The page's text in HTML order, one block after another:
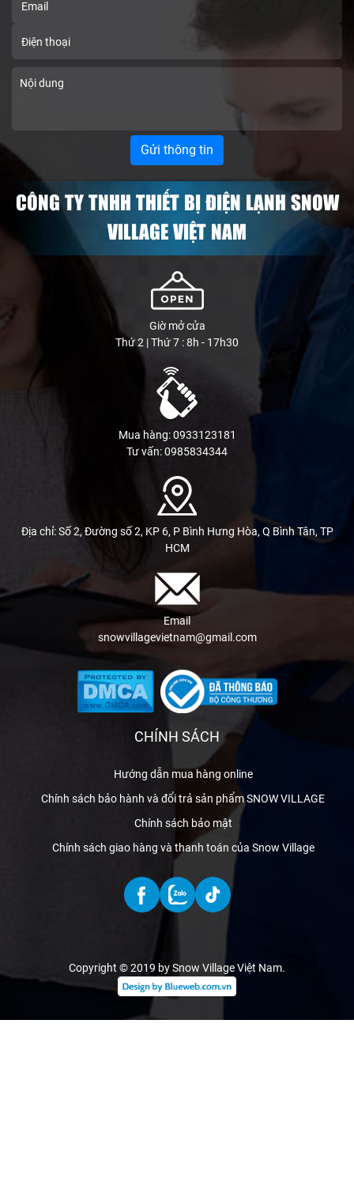
CÔNG TY TNHH THIẾT BỊ ĐIỆN LẠNH SNOW
VILLAGE VIỆT NAM
Giờ mở cửa
Thứ 2 | Thứ 7 : 8h - 17h30
Mua hàng: 0933123181
Tư vấn: 0985834344
Địa chỉ: Số 2, Đường số 2, KP 6, P Bình Hưng Hòa, Q Bình Tân, TP
HCM
Email
snowvillagevietnam@gmail.com
CHÍNH SÁCH
Hướng dẫn mua hàng online
Chính sách bảo hành và đổi trả sản phẩm SNOW VILLAGE
Chính sách bảo mật
Chính sách giao hàng và thanh toán của Snow Village
Copyright © 2019 by Snow Village Việt Nam.